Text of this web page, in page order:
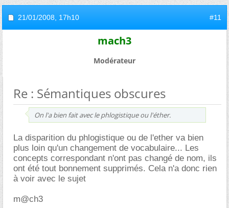
21/01/2008, 17h10 #11
mach3
Modérateur
Re : Sémantiques obscures
On l'a bien fait avec le phlogistique ou l'éther.
La disparition du phlogistique ou de l'ether va bien
plus loin qu'un changement de vocabulaire... Les
concepts correspondant n'ont pas changé de nom, ils
ont été tout bonnement supprimés. Cela n'a donc rien
à voir avec le sujet
m@ch3